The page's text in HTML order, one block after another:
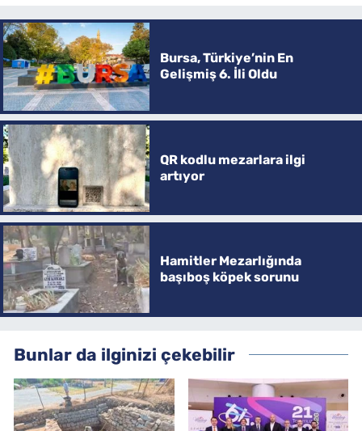
Bursa, Türkiye’nin En
Gelişmiş 6. İli Oldu
QR kodlu mezarlara ilgi
artıyor
Hamitler Mezarlığında
başıboş köpek sorunu
Bunlar da ilginizi çekebilir